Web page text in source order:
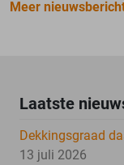
Meer
Laatste
Dekkingsgraad
13 juli 2026